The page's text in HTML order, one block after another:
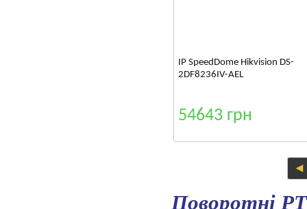
IP SpeedDome Hikvision DS-
2DF8236IV-AEL
54643 грн
Поворотні